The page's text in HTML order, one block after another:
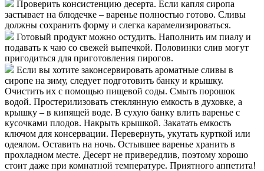
Проверить консистенцию десерта. Если капля сиропа
застывает на блюдечке – варенье полностью готово. Сливы
должны сохранить форму и слегка карамелизироваться.
Готовый продукт можно остудить. Наполнить им пиалу и
подавать к чаю со свежей выпечкой. Половинки слив могут
пригодиться для приготовления пирогов.
Если вы хотите законсервировать ароматные сливы в
сиропе на зиму, следует подготовить банку и крышку.
Очистить их с помощью пищевой соды. Смыть порошок
водой. Простерилизовать стеклянную емкость в духовке, а
крышку – в кипящей воде. В сухую банку влить варенье с
кусочками плодов. Накрыть крышкой. Закатать емкость
ключом для консервации. Перевернуть, укутать курткой или
одеялом. Оставить на ночь. Остывшее варенье хранить в
прохладном месте. Десерт не привередлив, поэтому хорошо
стоит даже при комнатной температуре. Приятного аппетита!